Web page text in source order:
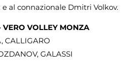
e al connazionale Dmitri Volkov.
VERO VOLLEY MONZA
CALLIGARO
GALASSI